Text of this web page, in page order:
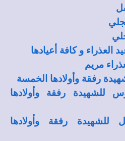
العذراء و كافة أعيادها
مريم
رفقة وأولادها الخمسة
للشهيدة رفقة وأولادها
للشهيدة رفقة وأولادها